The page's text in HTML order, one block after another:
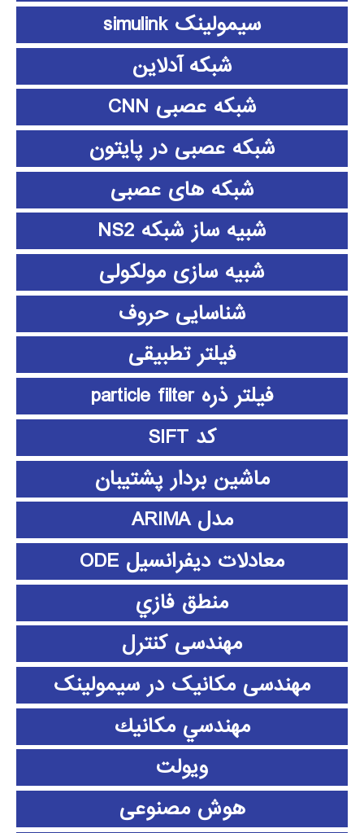
سیمولینک simulink
شبکه آدلاین
شبکه عصبی CNN
شبکه عصبی در پایتون
شبکه های عصبی
شبیه ساز شبکه NS2
شبیه سازی مولکولی
شناسایی حروف
فیلتر تطبیقی
فیلتر ذره particle filter
کد SIFT
ماشین بردار پشتیبان
مدل ARIMA
معادلات دیفرانسیل ODE
منطق فازي
مهندسی کنترل
مهندسی مکانیک در سیمولینک
مهندسي مكانيك
ویولت
هوش مصنوعی